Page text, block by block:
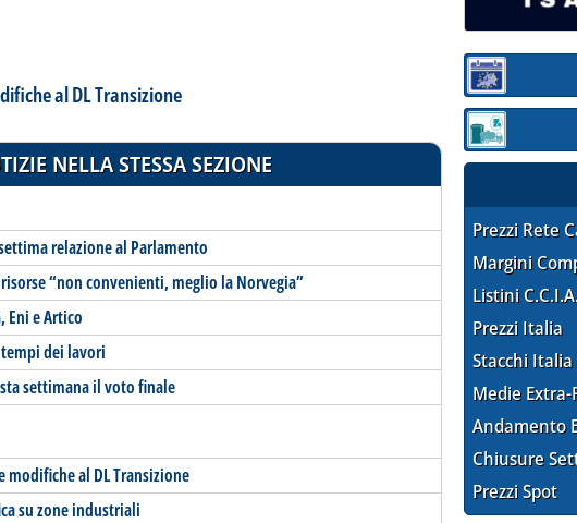
al DL Transizione
NELLA STESSA SEZIONE
relazione al Parlamento
“non convenienti, meglio la Norvegia”
Eni e Artico
dei lavori
settimana il voto finale
modifiche al DL Transizione
su zone industriali
Sezione:
Sezione:
Prezzi Rete
Margini
Listini
Prezzi Italia
Stacchi Italia
Medie Extra-
Andamento
Chiusure
Prezzi Spot